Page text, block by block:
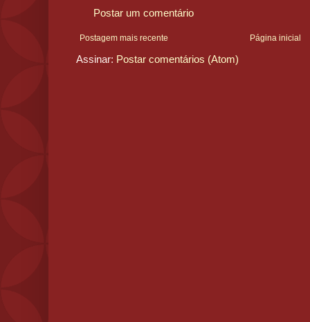
Postar um comentário
Postagem mais recente Página inicial
Assinar: Postar comentários (Atom)